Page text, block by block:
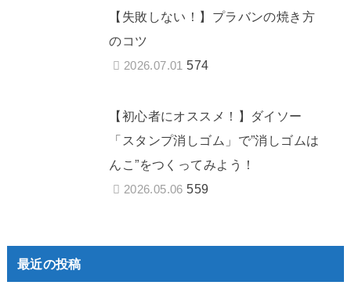
【失敗しない！】プラバンの焼き方
のコツ
2026.07.01 574
【初心者にオススメ！】ダイソー
「スタンプ消しゴム」で”消しゴムは
んこ”をつくってみよう！
2026.05.06 559
最近の投稿